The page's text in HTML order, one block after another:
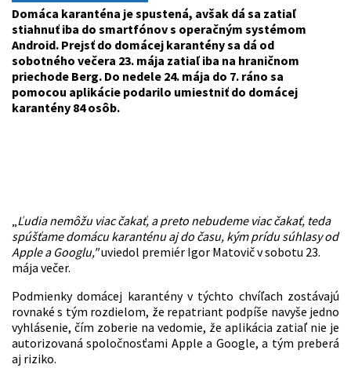
Domáca karanténa je spustená, avšak dá sa zatiaľ
stiahnuť iba do smartfónov s operačným systémom
Android. Prejsť do domácej karantény sa dá od
sobotného večera 23. mája zatiaľ iba na hraničnom
priechode Berg. Do nedele 24. mája do 7. ráno sa
pomocou aplikácie podarilo umiestniť do domácej
karantény 84 osôb.
„Ľudia nemôžu viac čakať, a preto nebudeme viac čakať, teda
spúšťame domácu karanténu aj do času, kým prídu súhlasy od
Apple a Googlu,"uviedol premiér Igor Matovič v sobotu 23.
mája večer.
Podmienky domácej karantény v týchto chvíľach zostávajú
rovnaké s tým rozdielom, že repatriant podpíše navyše jedno
vyhlásenie, čím zoberie na vedomie, že aplikácia zatiaľ nie je
autorizovaná spoločnosťami Apple a Google, a tým preberá
aj riziko.